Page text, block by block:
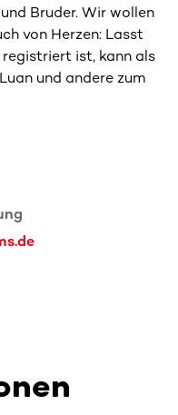
Bruder. Wir wollen
von Herzen: Lasst
registriert ist, kann als
und andere zum